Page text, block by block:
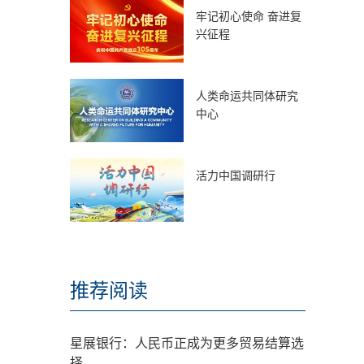
牢记初心使命 奋进复
兴征程
人类命运共同体研究
中心
活力中国调研行
推荐阅读
星展银行：人民币正成为更多贸易结算选